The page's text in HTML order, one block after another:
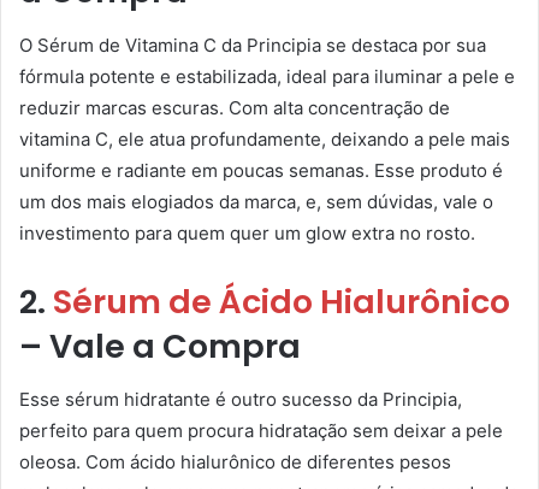
O Sérum de Vitamina C da Principia se destaca por sua
fórmula potente e estabilizada, ideal para iluminar a pele e
reduzir marcas escuras. Com alta concentração de
vitamina C, ele atua profundamente, deixando a pele mais
uniforme e radiante em poucas semanas. Esse produto é
um dos mais elogiados da marca, e, sem dúvidas, vale o
investimento para quem quer um glow extra no rosto.
2. Sérum de Ácido Hialurônico
– Vale a Compra
Esse sérum hidratante é outro sucesso da Principia,
perfeito para quem procura hidratação sem deixar a pele
oleosa. Com ácido hialurônico de diferentes pesos